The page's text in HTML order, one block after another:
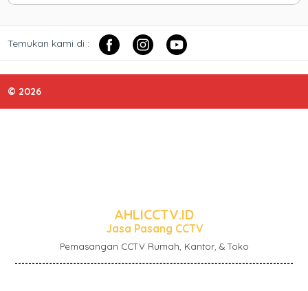
Temukan kami di :
© 2026
AHLICCTV.ID
Jasa Pasang CCTV
Pemasangan CCTV Rumah, Kantor, & Toko